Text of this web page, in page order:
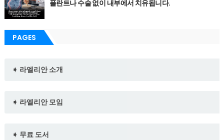
플란트나 수술 없이 내부에서 치유됩니다.
PAGES
➧ 라엘리안 소개
➧ 라엘리안 모임
➧ 무료 도서